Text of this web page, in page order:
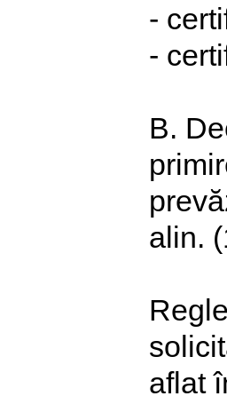
-
-
B.
alin.
aflat